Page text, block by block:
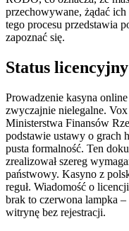
przechowywane, żądać
tego procesu przedstawia
zapoznać się.
Status
Prowadzenie kasyna
zwyczajnie nielegalne.
Ministerstwa Finansów
podstawie ustawy o grach
pusta formalność. Ten
zrealizował szereg
państwowy. Kasyno z
reguł. Wiadomość o
brak to czerwona lampka
witrynę bez rejestracji.